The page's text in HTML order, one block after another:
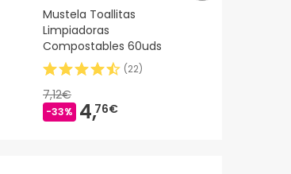
Mustela Toallitas
Limpiadoras
Compostables 60uds
(22)
7,12€
-33% 4,76€